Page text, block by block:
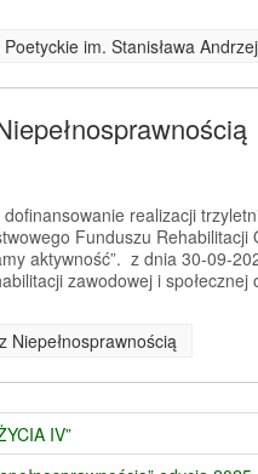
im. Stanisława
realizacji
Funduszu
aktywność”. z dnia 30-09-
zawodowej i
Niepełnosprawnością
IV”